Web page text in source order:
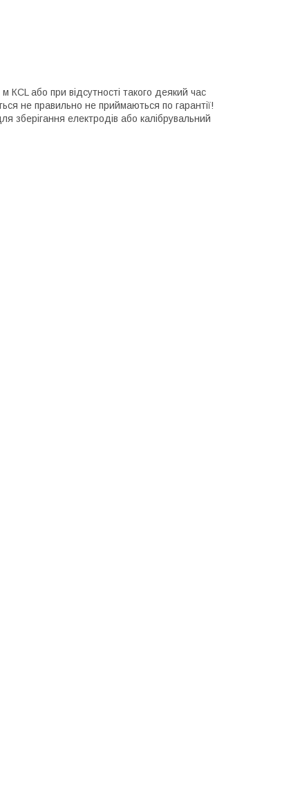
КСL або при відсутності такого деякий час
не правильно не приймаються по гарантії!
зберігання електродів або калібрувальний